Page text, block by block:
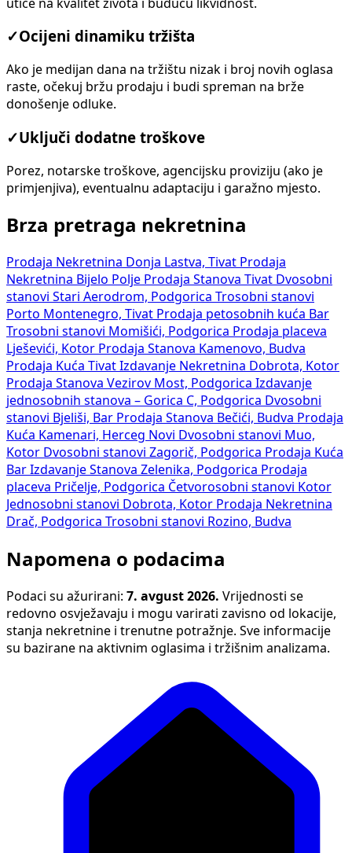
utiče na kvalitet života i buduću likvidnost.
✓Ocijeni dinamiku tržišta
Ako je medijan dana na tržištu nizak i broj novih oglasa
raste, očekuj bržu prodaju i budi spreman na brže
donošenje odluke.
✓Uključi dodatne troškove
Porez, notarske troškove, agencijsku proviziju (ako je
primjenjiva), eventualnu adaptaciju i garažno mjesto.
Brza pretraga nekretnina
Prodaja Nekretnina Donja Lastva, Tivat Prodaja
Nekretnina Bijelo Polje Prodaja Stanova Tivat Dvosobni
stanovi Stari Aerodrom, Podgorica Trosobni stanovi
Porto Montenegro, Tivat Prodaja petosobnih kuća Bar
Trosobni stanovi Momišići, Podgorica Prodaja placeva
Lješevići, Kotor Prodaja Stanova Kamenovo, Budva
Prodaja Kuća Tivat Izdavanje Nekretnina Dobrota, Kotor
Prodaja Stanova Vezirov Most, Podgorica Izdavanje
jednosobnih stanova – Gorica C, Podgorica Dvosobni
stanovi Bjeliši, Bar Prodaja Stanova Bečići, Budva Prodaja
Kuća Kamenari, Herceg Novi Dvosobni stanovi Muo,
Kotor Dvosobni stanovi Zagorič, Podgorica Prodaja Kuća
Bar Izdavanje Stanova Zelenika, Podgorica Prodaja
placeva Pričelje, Podgorica Četvorosobni stanovi Kotor
Jednosobni stanovi Dobrota, Kotor Prodaja Nekretnina
Drač, Podgorica Trosobni stanovi Rozino, Budva
Napomena o podacima
Podaci su ažurirani: 7. avgust 2026. Vrijednosti se
redovno osvježavaju i mogu varirati zavisno od lokacije,
stanja nekretnine i trenutne potražnje. Sve informacije
su bazirane na aktivnim oglasima i tržišnim analizama.